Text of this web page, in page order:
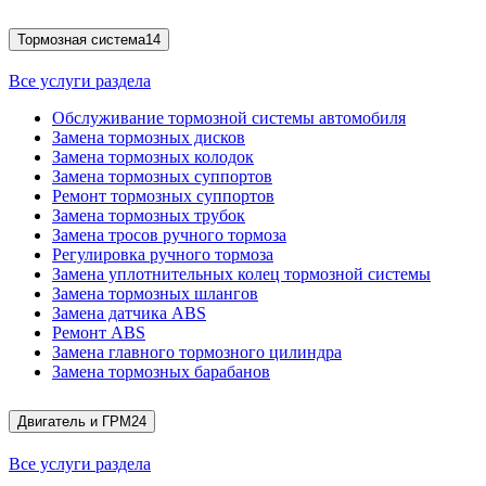
Тормозная система14
Все услуги раздела
Обслуживание тормозной системы автомобиля
Замена тормозных дисков
Замена тормозных колодок
Замена тормозных суппортов
Ремонт тормозных суппортов
Замена тормозных трубок
Замена тросов ручного тормоза
Регулировка ручного тормоза
Замена уплотнительных колец тормозной системы
Замена тормозных шлангов
Замена датчика ABS
Ремонт ABS
Замена главного тормозного цилиндра
Замена тормозных барабанов
Двигатель и ГРМ24
Все услуги раздела